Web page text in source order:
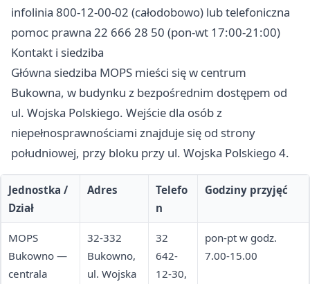
infolinia 800-12-00-02 (całodobowo) lub telefoniczna
pomoc prawna 22 666 28 50 (pon-wt 17:00-21:00)
Kontakt i siedziba
Główna siedziba MOPS mieści się w centrum
Bukowna, w budynku z bezpośrednim dostępem od
ul. Wojska Polskiego. Wejście dla osób z
niepełnosprawnościami znajduje się od strony
południowej, przy bloku przy ul. Wojska Polskiego 4.
Jednostka /
Dział
Adres
Telefo
n
Godziny przyjęć
MOPS
Bukowno —
centrala
32-332
Bukowno,
ul. Wojska
32
642-
12-30,
pon-pt w godz.
7.00-15.00